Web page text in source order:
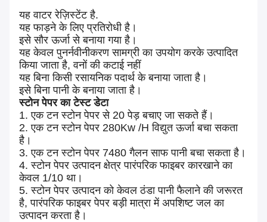
यह वाटर रेज़िस्टेंट है.
यह फाड़ने के लिए प्रतिरोधी है।
इसे सौर ऊर्जा से बनाया गया है।
यह केवल पुनर्नवीनीकरण सामग्री का उपयोग करके उत्पादित
किया जाता है, वनों की कटाई नहीं
यह बिना किसी रसायनिक पदार्थ के बनाया जाता है।
इसे बिना पानी के बनाया जाता है।
स्टोन पेपर का टेस्ट डेटा
1. एक टन स्टोन पेपर से 20 पेड़ बचाए जा सकते हैं।
2. एक टन स्टोन पेपर 280Kw /H विद्युत ऊर्जा बचा सकता
है।
3. एक टन स्टोन पेपर 7480 गैलन साफ ​​पानी बचा सकता है।
4. स्टोन पेपर उत्पादन क्षेत्र पारंपरिक फाइबर कारखाने का
केवल 1/10 था।
5. स्टोन पेपर उत्पादन को केवल ठंडा पानी फैलाने की जरूरत
है, पारंपरिक फाइबर पेपर बड़ी मात्रा में अपशिष्ट जल का
उत्पादन करता है।